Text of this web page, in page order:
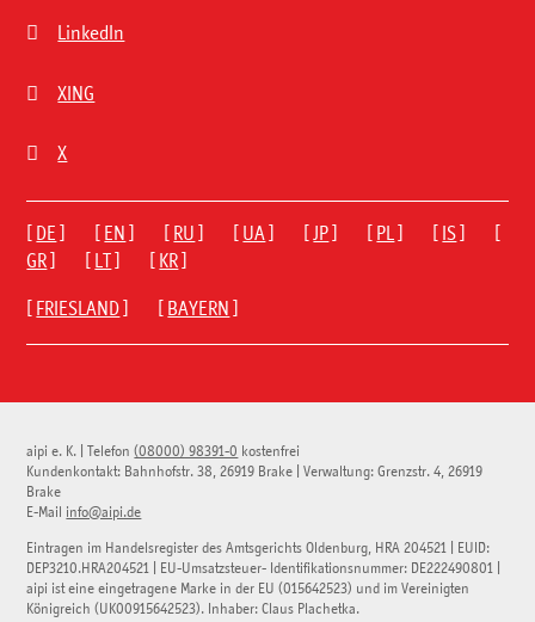
 LinkedIn
 XING
 X
[ DE ] [ EN ] [ RU ] [ UA] [JP] [ PL] [ IS] [
GR] [ LT ] [ KR]
FRIESLAND BAYERN
aipi e. K. |Telefon(08000) 98391-0 kostenfrei
Kundenkontakt: Bahnhofstr. 38,26919 Brake | Verwaltung:Grenzstr. 4,26919
Brake
E-Mail info@aipi.de
Eintragen im Handelsregister des Amtsgerichts Oldenburg, HRA 204521 | EUID:
DEP3210.HRA204521 | EU-Umsatzsteuer- Identifikationsnummer: DE222490801 |
aipi ist eine eingetragene Marke in der EU (015642523) und im Vereinigten
Königreich (UK00915642523). Inhaber: Claus Plachetka.